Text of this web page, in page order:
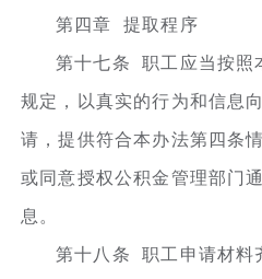
第四章 提取程序
第十七条 职工应当按照
规定，以真实的行为和信息
请，提供符合本办法第四条
或同意授权公积金管理部门
息。
第十八条 职工申请材料